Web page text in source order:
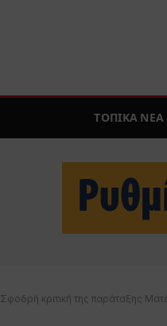
ΤΟΠΙΚΑ ΝΕΑ
Σφοδρή κριτική της παράταξης